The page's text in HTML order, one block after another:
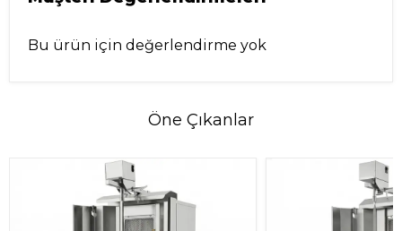
Bu ürün için değerlendirme yok
Öne Çıkanlar